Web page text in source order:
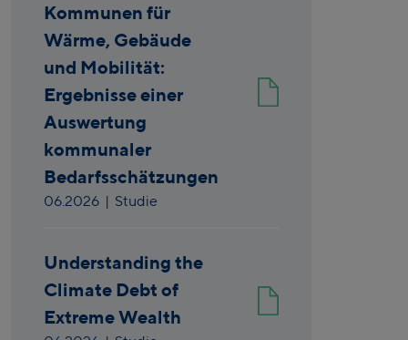
Kommunen für
Wärme, Gebäude
und Mobilität:
Ergebnisse einer
Auswertung
kommunaler
Bedarfsschätzungen
06.2026 | Studie
Understanding the
Climate Debt of
Extreme Wealth